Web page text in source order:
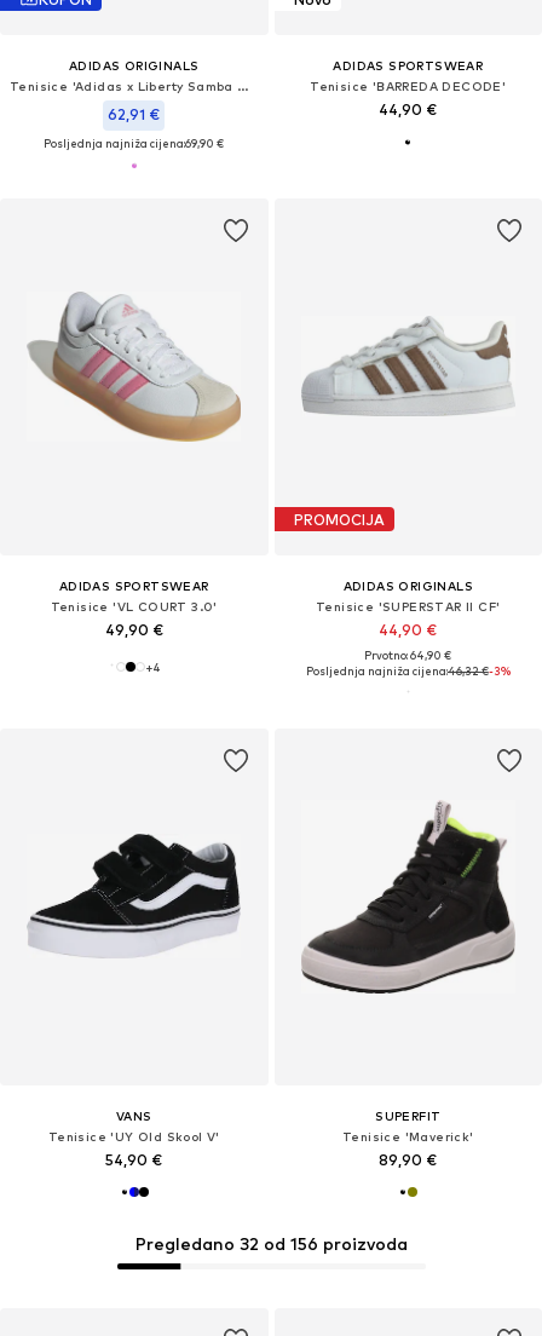
ADIDAS ORIGINALS
Tenisice 'Adidas x Liberty Samba OG'
62,91 €
Posljednja najniža cijena:69,90 €
ADIDAS SPORTSWEAR
Tenisice 'BARREDA DECODE'
44,90 €
ADIDAS SPORTSWEAR
Tenisice 'VL COURT 3.0'
49,90 €
+4
PROMOCIJA
ADIDAS ORIGINALS
Tenisice 'SUPERSTAR II CF'
44,90 €
Prvotno: 64,90 €
Posljednja najniža cijena:46,32 €-3%
VANS
Tenisice 'UY Old Skool V'
54,90 €
SUPERFIT
Tenisice 'Maverick'
89,90 €
Pregledano 32 od 156 proizvoda